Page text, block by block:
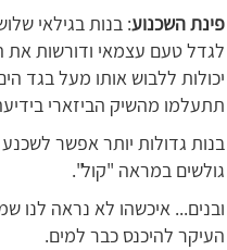
פינת השכנוע: בנות בגילאי
לגדל טעם עצמאי ודורשות את
יכולות ללבוש אותו מעל בגד
תתעלמו מהשיק הביזארי
בנות גדולות יותר אפשר
גולשים במראה "קול".
ובנים... איכשהו לא נראה לנו
העיקר להיכנס כבר למים.